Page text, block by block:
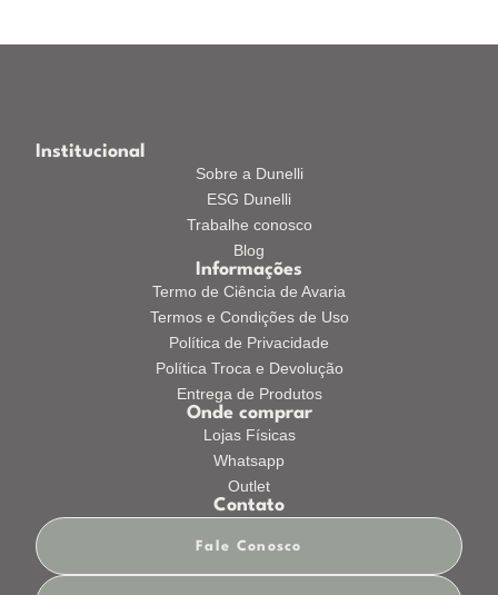
Institucional
Sobre a Dunelli
ESG Dunelli
Trabalhe conosco
Blog
Informações
Termo de Ciência de Avaria
Termos e Condições de Uso
Política de Privacidade
Política Troca e Devolução
Entrega de Produtos
Onde comprar
Lojas Físicas
Whatsapp
Outlet
Contato
Fale Conosco